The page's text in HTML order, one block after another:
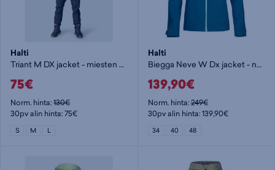
Halti
Triant M DX jacket - miesten kuoritakki
75€
Norm. hinta:130€
30pv alin hinta: 75€
S M L
Halti
Biegga Neve W Dx jacket - naisten kuoritakki
139,90€
Norm. hinta:249€
30pv alin hinta: 139,90€
34 40 48